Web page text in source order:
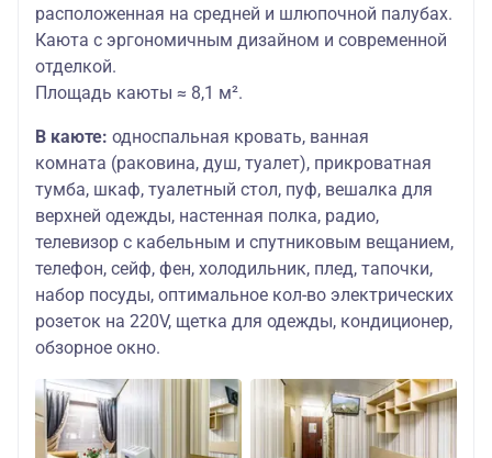
расположенная на средней и шлюпочной палубах.
Каюта с эргономичным дизайном и современной
отделкой.
Площадь каюты ≈ 8,1 м².
В каюте: односпальная кровать, ванная
комната (раковина, душ, туалет), прикроватная
тумба, шкаф, туалетный стол, пуф, вешалка для
верхней одежды, настенная полка, радио,
телевизор с кабельным и спутниковым вещанием,
телефон, сейф, фен, холодильник, плед, тапочки,
набор посуды, оптимальное кол-во электрических
розеток на 220V, щетка для одежды, кондиционер,
обзорное окно.